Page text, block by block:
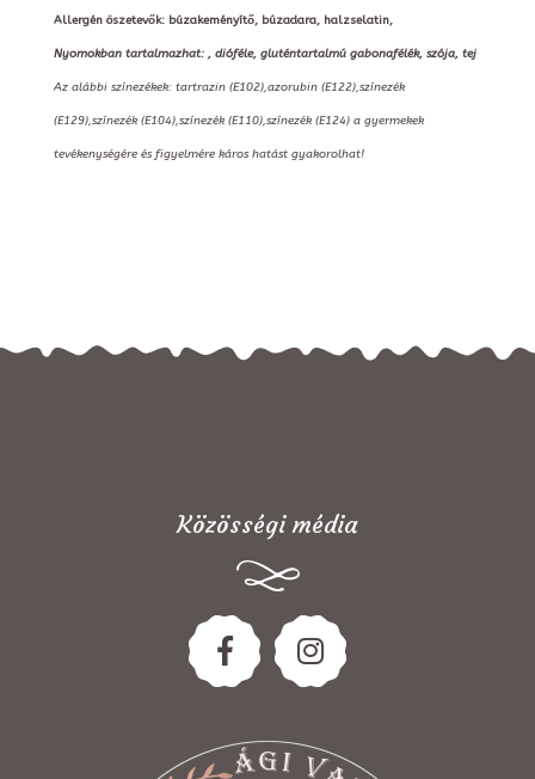
Allergén öszetevők: búzakeményítő, búzadara, halzselatin,
Nyomokban tartalmazhat: , dióféle, gluténtartalmú gabonafélék, szója, tej
Az alábbi színezékek: tartrazin (E102),azorubin (E122),színezék
(E129),színezék (E104),színezék (E110),színezék (E124) a gyermekek
tevékenységére és figyelmére káros hatást gyakorolhat!
Közösségi média